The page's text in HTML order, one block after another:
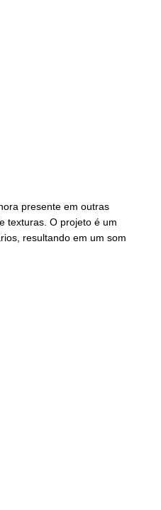
presente em outras
texturas. O projeto é um
resultando em um som